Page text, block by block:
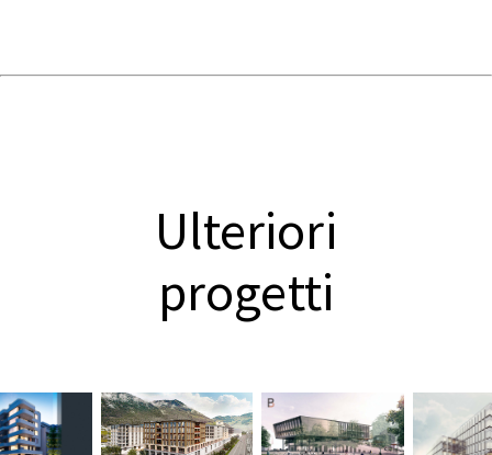
Ulteriori
progetti